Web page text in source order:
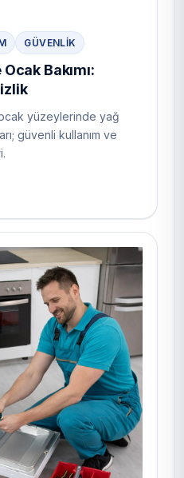
GÜVENLIK
Bakımı:
yüzeylerinde yağ
güvenli kullanım ve